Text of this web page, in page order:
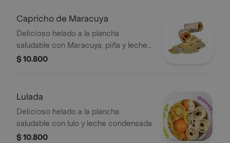
Capricho de Maracuya
Delicioso helado a la plancha
saludable con Maracuya, piña y leche
condensada
$ 10.800
Lulada
Delicioso helado a la plancha
saludable con lulo y leche condensada
$ 10.800